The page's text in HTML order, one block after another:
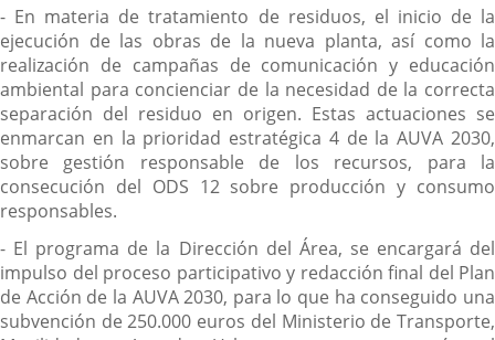
- En materia de tratamiento de residuos, el inicio de la
ejecución de las obras de la nueva planta, así como la
realización de campañas de comunicación y educación
ambiental para concienciar de la necesidad de la correcta
separación del residuo en origen. Estas actuaciones se
enmarcan en la prioridad estratégica 4 de la AUVA 2030,
sobre gestión responsable de los recursos, para la
consecución del ODS 12 sobre producción y consumo
responsables.
- El programa de la Dirección del Área, se encargará del
impulso del proceso participativo y redacción final del Plan
de Acción de la AUVA 2030, para lo que ha conseguido una
subvención de 250.000 euros del Ministerio de Transporte,